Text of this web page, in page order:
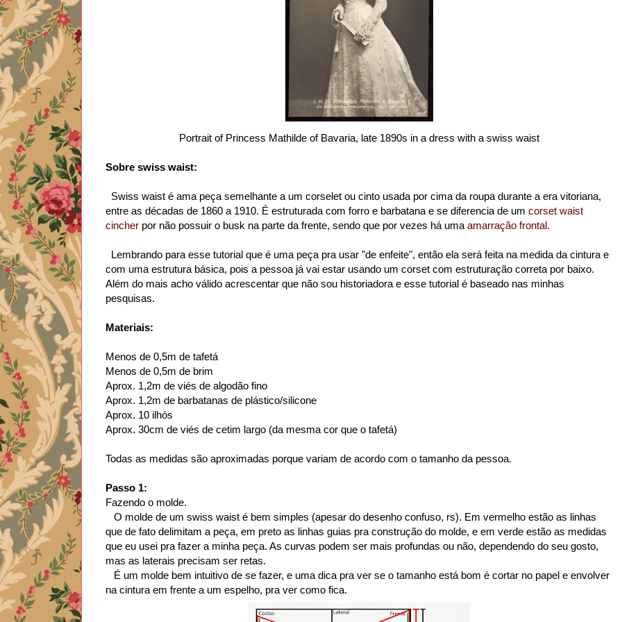
Portrait of Princess Mathilde of Bavaria, late 1890s in a dress with a swiss waist
Sobre swiss waist:
Swiss waist é ama peça semelhante a um corselet ou cinto usada por cima da roupa durante a era vitoriana,
entre as décadas de 1860 a 1910. É estruturada com forro e barbatana e se diferencia de um corset waist
cincher por não possuir o busk na parte da frente, sendo que por vezes há uma amarração frontal.
Lembrando para esse tutorial que é uma peça pra usar "de enfeite", então ela será feita na medida da cintura e
com uma estrutura básica, pois a pessoa já vai estar usando um corset com estruturação correta por baixo.
Além do mais acho válido acrescentar que não sou historiadora e esse tutorial é baseado nas minhas
pesquisas.
Materiais:
Menos de 0,5m de tafetá
Menos de 0,5m de brim
Aprox. 1,2m de viés de algodão fino
Aprox. 1,2m de barbatanas de plástico/silicone
Aprox. 10 ilhós
Aprox. 30cm de viés de cetim largo (da mesma cor que o tafetá)
Todas as medidas são aproximadas porque variam de acordo com o tamanho da pessoa.
Passo 1:
Fazendo o molde.
O molde de um swiss waist é bem simples (apesar do desenho confuso, rs). Em vermelho estão as linhas
que de fato delimitam a peça, em preto as linhas guias pra construção do molde, e em verde estão as medidas
que eu usei pra fazer a minha peça. As curvas podem ser mais profundas ou não, dependendo do seu gosto,
mas as laterais precisam ser retas.
É um molde bem intuitivo de se fazer, e uma dica pra ver se o tamanho está bom é cortar no papel e envolver
na cintura em frente a um espelho, pra ver como fica.